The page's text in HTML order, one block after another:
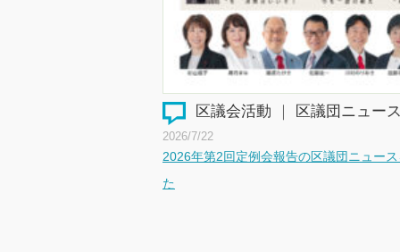
区議会活動 区議団ニュー
2026/7/22
2026年第2回定例会報告の区議団ニュー
た